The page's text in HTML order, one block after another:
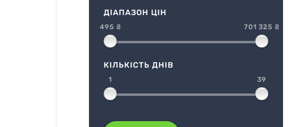
ДІАПАЗОН ЦІН
495 ₴ 701 325 ₴
КІЛЬКІСТЬ ДНІВ
1 39